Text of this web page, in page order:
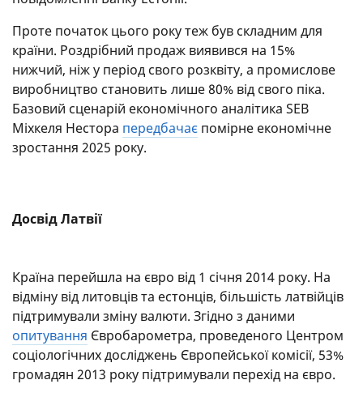
Проте початок цього року теж був складним для
країни. Роздрібний продаж виявився на 15%
нижчий, ніж у період свого розквіту, а промислове
виробництво становить лише 80% від свого піка.
Базовий сценарій економічного аналітика SEB
Міхкеля Нестора передбачає помірне економічне
зростання 2025 року.
Досвід Латвії
Країна перейшла на євро від 1 січня 2014 року. На
відміну від литовців та естонців, більшість латвійців
підтримували зміну валюти. Згідно з даними
опитування Євробарометра, проведеного Центром
соціологічних досліджень Європейської комісії, 53%
громадян 2013 року підтримували перехід на євро.